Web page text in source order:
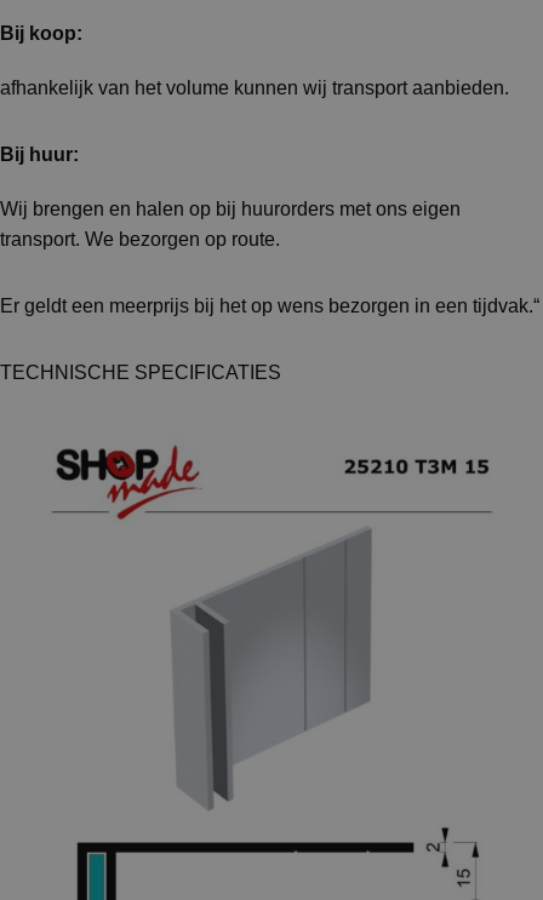
Bij koop:
afhankelijk van het volume kunnen wij transport aanbieden.
Bij huur:
Wij brengen en halen op bij huurorders met ons eigen
transport. We bezorgen op route.
Er geldt een meerprijs bij het op wens bezorgen in een tijdvak.“
TECHNISCHE SPECIFICATIES